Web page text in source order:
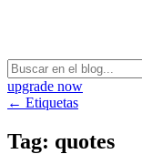
upgrade now
← Etiquetas
Tag: quotes